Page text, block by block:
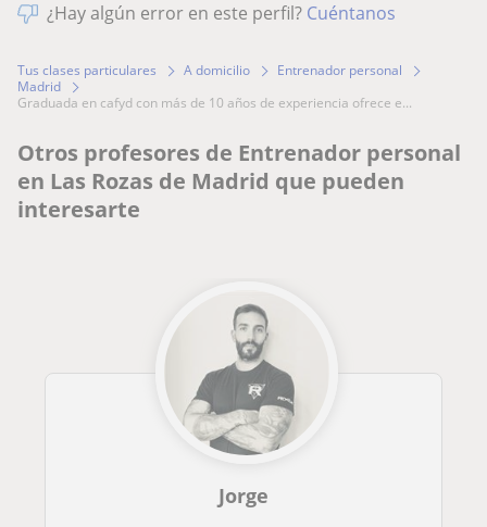
¿Hay algún error en este perfil? Cuéntanos
Tus clases particulares A domicilio
Entrenador personal
Madrid
graduada en cafyd con más de 10 años de experiencia ofrece e...
Otros profesores de Entrenador personal
en Las Rozas de Madrid que pueden
interesarte
Jorge